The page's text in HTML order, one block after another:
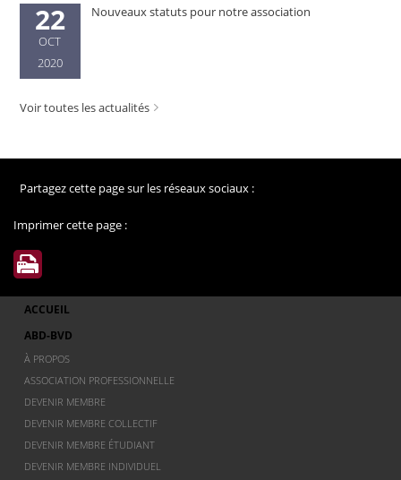
22
OCT
2020
Nouveaux statuts pour notre association
Voir toutes les actualités
Partagez cette page sur les réseaux sociaux :
Imprimer cette page :
ACCUEIL
ABD-BVD
À PROPOS
ASSOCIATION PROFESSIONNELLE
DEVENIR MEMBRE
DEVENIR MEMBRE COLLECTIF
DEVENIR MEMBRE ÉTUDIANT
DEVENIR MEMBRE INDIVIDUEL